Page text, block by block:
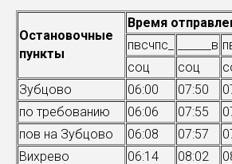
Остановочные
пункты
Время
пвсчпс_
______в
соц
соц
Зубцово
06:00 07:50
по требованию
06:06 07:55
пов на Зубцово
06:08 07:57
Вихрево
06:14 08:02